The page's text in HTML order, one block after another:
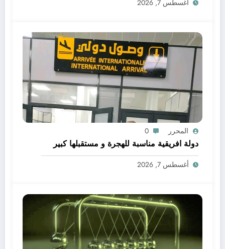
أغسطس 7, 2026
المحرر 0
دولة افريقية مناسبة للهجرة و مستقبلها كبير
أغسطس 7, 2026